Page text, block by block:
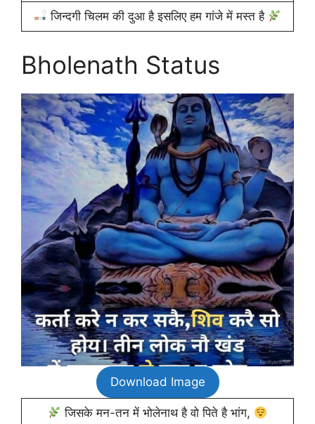
जिन्दगी चिलम की दुआ है इसलिए हम गांजे में मस्त है
Bholenath Status
Download Image
जिसके मन-तन में भोलेनाथ है वो पिते है भांग,